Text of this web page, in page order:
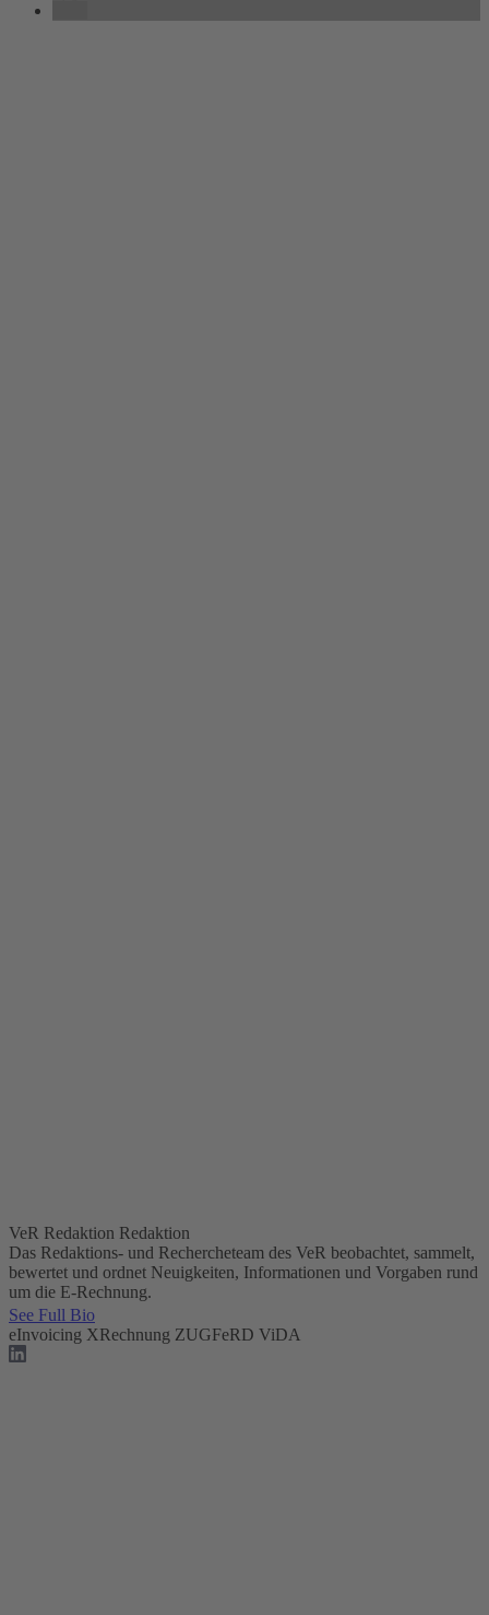
VeR Redaktion Redaktion
Das Redaktions- und Rechercheteam des VeR beobachtet, sammelt,
bewertet und ordnet Neuigkeiten, Informationen und Vorgaben rund
um die E-Rechnung.
See Full Bio
eInvoicing XRechnung ZUGFeRD ViDA